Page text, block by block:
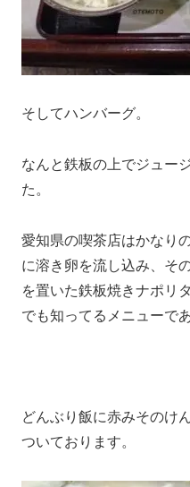
そしてハンバーグ。
なんと鉄板の上でジュー
た。
愛知県の喫茶店はかなり
に溶き卵を流し込み、そ
を置いた鉄板焼きナポリ
でも知ってるメニューであ
どんぶり飯に赤みそのけ
ついております。